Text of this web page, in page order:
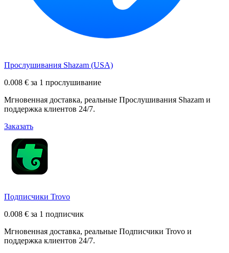
Прослушивания Shazam (USA)
0.008 € за 1 прослушивание
Мгновенная доставка, реальные Прослушивания Shazam и
поддержка клиентов 24/7.
Заказать
Подписчики Trovo
0.008 € за 1 подписчик
Мгновенная доставка, реальные Подписчики Trovo и
поддержка клиентов 24/7.